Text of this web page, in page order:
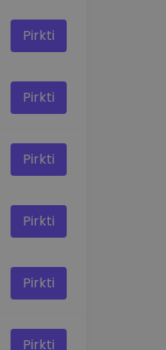
Pirkti
Pirkti
Pirkti
Pirkti
Pirkti
Pirkti